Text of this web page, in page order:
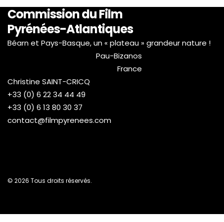
Commission du Film
Pyrénées-Atlantiques
Béarn et Pays-Basque, un « plateau » grandeur nature !
Pau-Bizanos
France
Christine SAINT-CRICQ
+33 (0) 6 22 34 44 49
+33 (0) 6 13 80 30 37
contact@filmpyrenees.com
© 2026 Tous droits réservés.